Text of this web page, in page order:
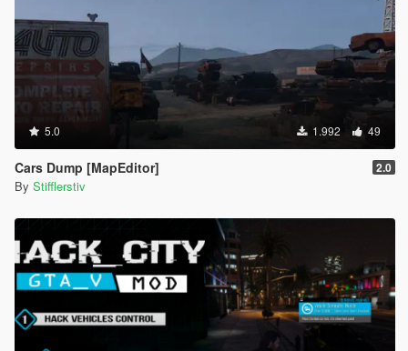
5.0 1.992 49
Cars Dump [MapEditor] 2.0
By Stifflerstiv